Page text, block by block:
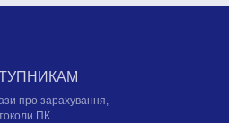
про зарахування,
ПК